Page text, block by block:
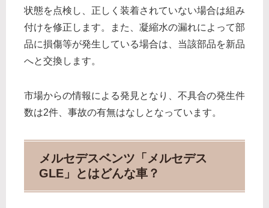
状態を点検し、正しく装着されていない場合は組み
付けを修正します。また、凝縮水の漏れによって部
品に損傷等が発生している場合は、当該部品を新品
へと交換します。
市場からの情報による発見となり、不具合の発生件
数は2件、事故の有無はなしとなっています。
メルセデスベンツ「メルセデス
GLE」とはどんな車？